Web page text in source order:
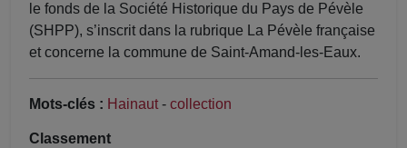
le fonds de la Société Historique du Pays de Pévèle
(SHPP), s’inscrit dans la rubrique La Pévèle française
et concerne la commune de Saint-Amand-les-Eaux.
Mots-clés : Hainaut - collection
Classement